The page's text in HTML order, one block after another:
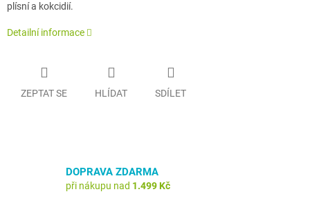
plísní a kokcidií.
Detailní informace
ZEPTAT SE HLÍDAT SDÍLET
DOPRAVA ZDARMA
při nákupu nad 1.499 Kč